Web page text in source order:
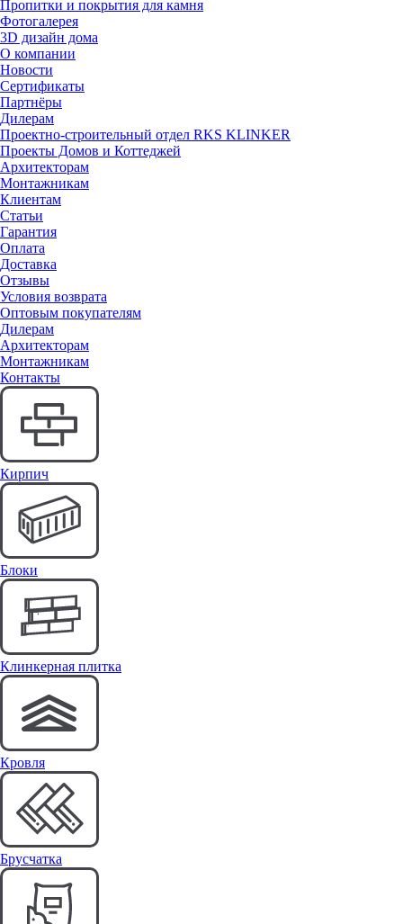
Пропитки и покрытия для камня
Фотогалерея
3D дизайн дома
О компании
Новости
Сертификаты
Партнёры
Дилерам
Проектно-строительный отдел RKS KLINKER
Проекты Домов и Коттеджей
Архитекторам
Монтажникам
Клиентам
Статьи
Гарантия
Оплата
Доставка
Отзывы
Условия возврата
Оптовым покупателям
Дилерам
Архитекторам
Монтажникам
Контакты
Кирпич
Блоки
Клинкерная плитка
Кровля
Брусчатка